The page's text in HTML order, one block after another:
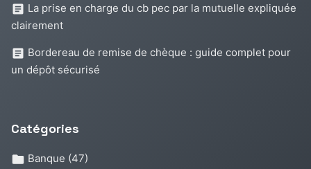
La prise en charge du cb pec par la mutuelle expliquée
clairement
Bordereau de remise de chèque : guide complet pour
un dépôt sécurisé
Catégories
Banque (47)